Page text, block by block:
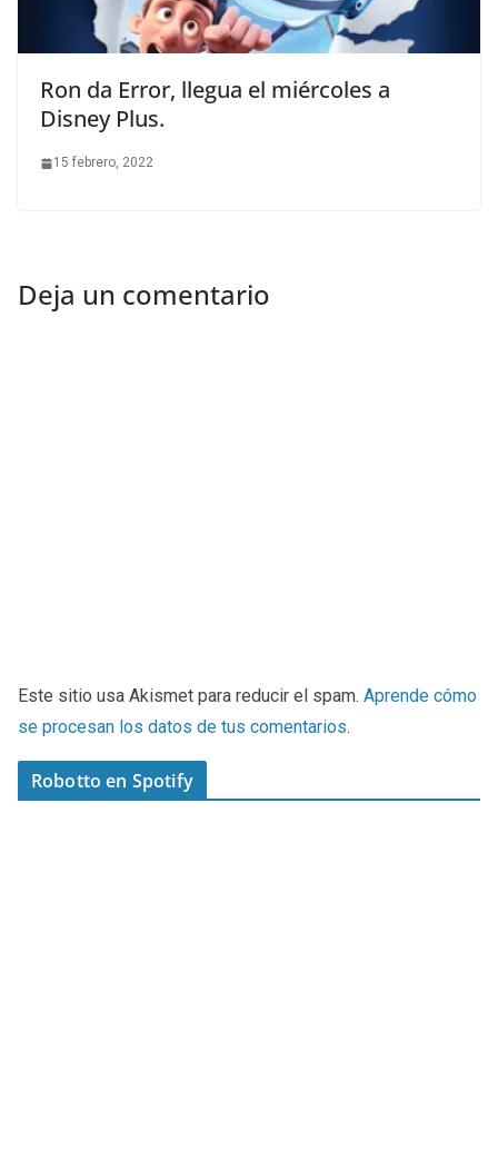
Ron da Error, llegua el miércoles a
Disney Plus.
15 febrero, 2022
Deja un comentario
Este sitio usa Akismet para reducir el spam. Aprende cómo
se procesan los datos de tus comentarios.
Robotto en Spotify